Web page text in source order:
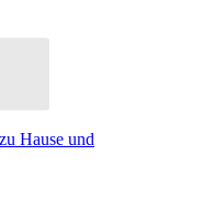
Hause und